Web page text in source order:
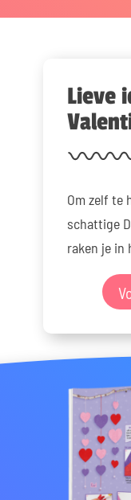
Lieve
Om zelf te
schattige
raken je in